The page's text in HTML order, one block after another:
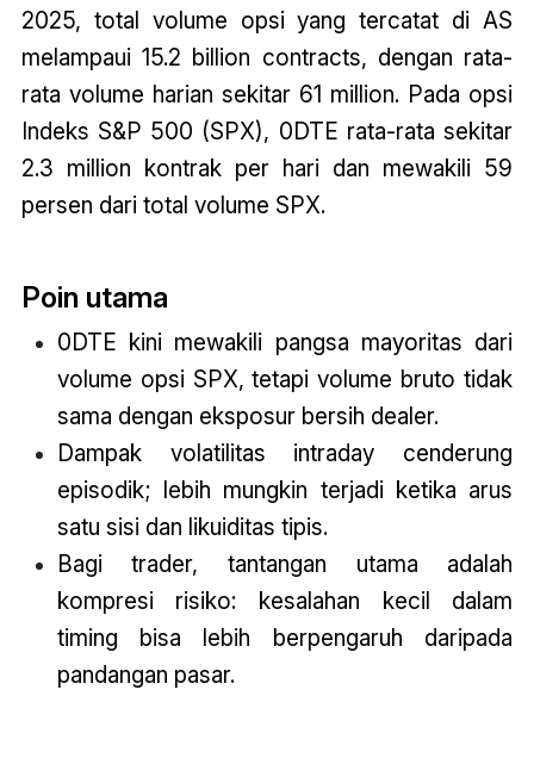
2025, total volume opsi yang tercatat di AS
melampaui 15.2 billion contracts, dengan rata-
rata volume harian sekitar 61 million. Pada opsi
Indeks S&P 500 (SPX), 0DTE rata-rata sekitar
2.3 million kontrak per hari dan mewakili 59
persen dari total volume SPX.
Poin utama
0DTE kini mewakili pangsa mayoritas dari
volume opsi SPX, tetapi volume bruto tidak
sama dengan eksposur bersih dealer.
Dampak volatilitas intraday cenderung
episodik; lebih mungkin terjadi ketika arus
satu sisi dan likuiditas tipis.
Bagi trader, tantangan utama adalah
kompresi risiko: kesalahan kecil dalam
timing bisa lebih berpengaruh daripada
pandangan pasar.